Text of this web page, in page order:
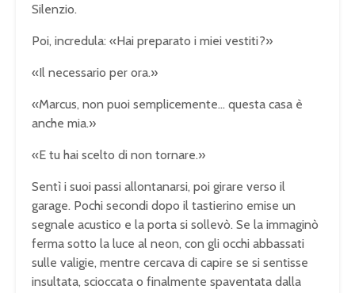
Silenzio.
Poi, incredula: «Hai preparato i miei vestiti?»
«Il necessario per ora.»
«Marcus, non puoi semplicemente… questa casa è
anche mia.»
«E tu hai scelto di non tornare.»
Sentì i suoi passi allontanarsi, poi girare verso il
garage. Pochi secondi dopo il tastierino emise un
segnale acustico e la porta si sollevò. Se la immaginò
ferma sotto la luce al neon, con gli occhi abbassati
sulle valigie, mentre cercava di capire se si sentisse
insultata, scioccata o finalmente spaventata dalla